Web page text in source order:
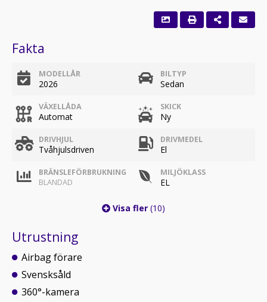
Fakta
MODELLÅR
2026
BILTYP
Sedan
VÄXELLÅDA
Automat
SKICK
Ny
DRIVHJUL
Tvåhjulsdriven
DRIVMEDEL
El
BRÄNSLEFÖRBRUKNING
BLANDAD
MILJÖKLASS
EL
Visa fler (10)
Utrustning
Airbag förare
Svensksåld
360°-kamera